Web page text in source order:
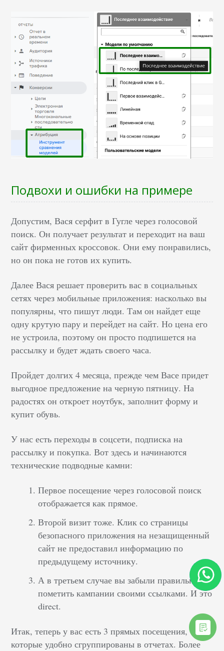
Подвохи и ошибки на примере
Допустим, Вася серфит в Гугле через голосовой
поиск. Он получает результат и переходит на ваш
сайт фирменных кроссовок. Они ему понравились,
но он пока не готов их купить.
Далее Вася решает проверить вас в социальных
сетях через мобильные приложения: насколько вы
популярны, что пишут люди. Там он найдет еще
одну крутую пару и перейдет на сайт. Но цена его
не устроила, поэтому он просто подпишется на
рассылку и будет ждать своего часа.
Пройдет долгих 4 месяца, прежде чем Васе придет
выгодное предложение на черную пятницу. На
радостях он откроет ноутбук, заполнит форму и
купит обувь.
У нас есть переходы в соцсети, подписка на
рассылку и покупка. Вот здесь и начинаются
технические подводные камни:
Первое посещение через голосовой поиск
отображается как прямое.
Второй визит тоже. Клик со страницы
безопасного приложения на незащищенный
сайт не предоставил информацию по
предыдущему источнику.
А в третьем случае вы забыли правильно
пометить кампании своими ссылками. И это
direct.
Итак, теперь у вас есть 3 прямых посещения,
которые удобно сгруппированы в отчетах. Более